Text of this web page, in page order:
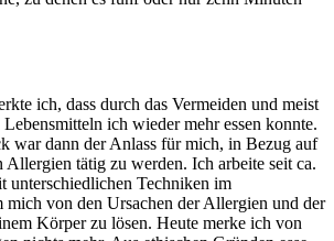
ich, dass durch das Vermeiden und meist
ich wieder mehr essen konnte.
war dann der Anlass für mich, in Bezug auf
Allergien tätig zu werden. Ich arbeite seit ca.
unterschiedlichen Techniken im
mich von den Ursachen der Allergien und der
Körper zu lösen. Heute merke ich von